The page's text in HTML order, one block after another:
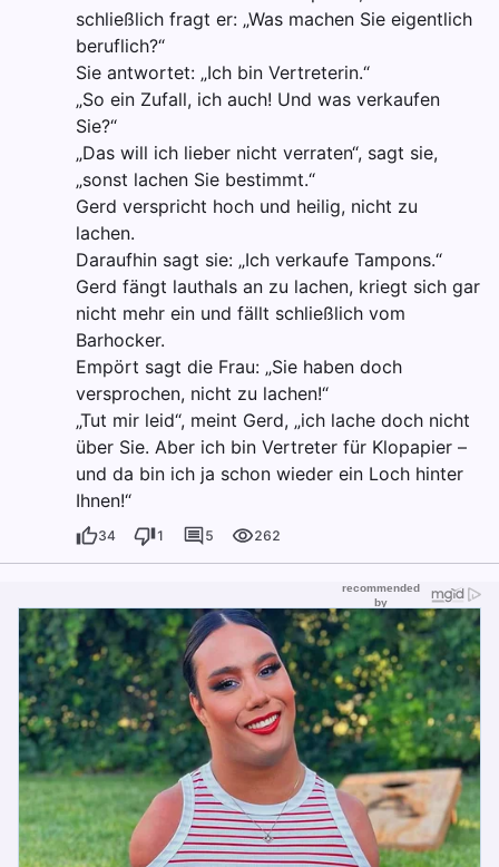
schließlich fragt er: „Was machen Sie eigentlich
beruflich?“
Sie antwortet: „Ich bin Vertreterin.“
„So ein Zufall, ich auch! Und was verkaufen
Sie?“
„Das will ich lieber nicht verraten“, sagt sie,
„sonst lachen Sie bestimmt.“
Gerd verspricht hoch und heilig, nicht zu
lachen.
Daraufhin sagt sie: „Ich verkaufe Tampons.“
Gerd fängt lauthals an zu lachen, kriegt sich gar
nicht mehr ein und fällt schließlich vom
Barhocker.
Empört sagt die Frau: „Sie haben doch
versprochen, nicht zu lachen!“
„Tut mir leid“, meint Gerd, „ich lache doch nicht
über Sie. Aber ich bin Vertreter für Klopapier –
und da bin ich ja schon wieder ein Loch hinter
Ihnen!“
34 1 5 262